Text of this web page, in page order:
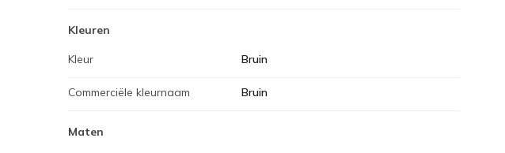
Kleuren
Kleur Bruin
Commerciële kleurnaam Bruin
Maten